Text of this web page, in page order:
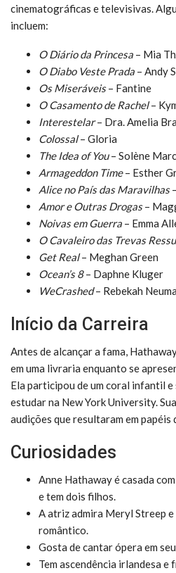
cinematográficas e televisivas.
incluem:
O Diário da Princesa – Mia
O Diabo Veste Prada – Andy
Os Miseráveis– Fantine
O Casamento de Rachel–
Interestelar– Dra. Amelia
Colossal– Gloria
The Idea of You– Solène
Armageddon Time– Esther
Alice no País das Maravilhas
Amor e Outras Drogas–
Noivas em Guerra – Emma
O Cavaleiro das Trevas
Get Real– Meghan Green
Ocean’s 8– Daphne Kluger
WeCrashed– Rebekah
Início da Carreira
Antes de alcançar a fama,
em uma livraria enquanto se
Ela participou de um coral infantil e
estudar na New York University.
audições que resultaram em papéis
Curiosidades
Anne Hathaway é casada
e tem dois filhos.
A atriz admira Meryl Streep
romântico.
Gosta de cantar ópera em
Tem ascendência irlandesa e